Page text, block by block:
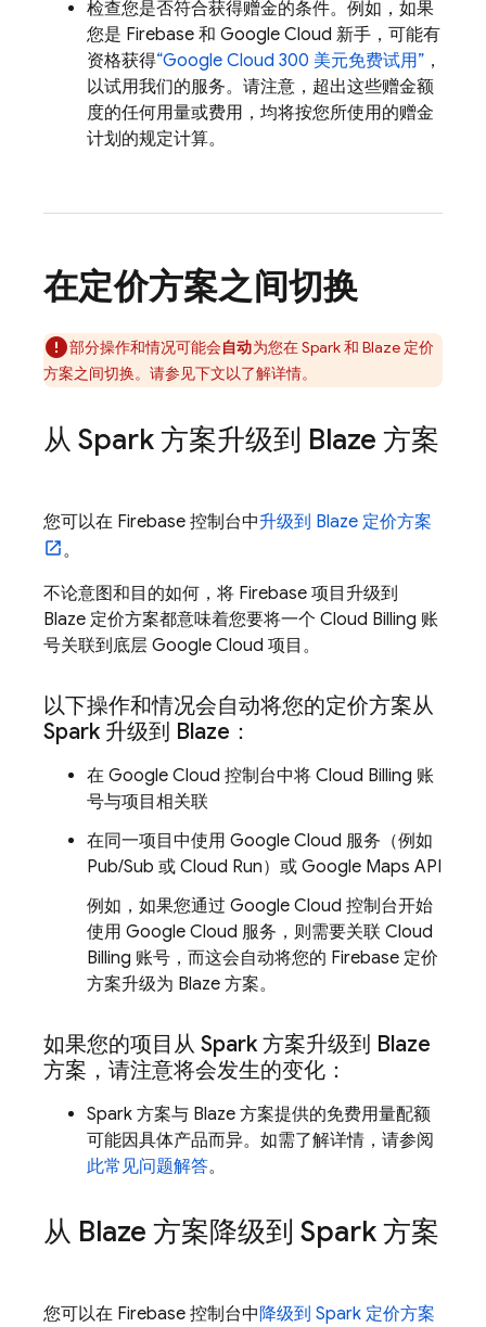
检查您是否符合获得赠金的条件。例如，如果
您是 Firebase 和 Google Cloud 新手，可能有
资格获得“Google Cloud 300 美元免费试用” ，
以试用我们的服务。请注意，超出这些赠金额
度的任何用量或费用，均将按您所使用的赠金
计划的规定计算。
在定价方案之间切换
部分操作和情况可能会自动为您在 Spark 和 Blaze 定价
方案之间切换。请参见下文以了解详情。
从 Spark 方案升级到 Blaze 方案
您可以在 Firebase 控制台中升级到 Blaze 定价方案
。
不论意图和目的如何，将 Firebase 项目升级到
Blaze 定价方案都意味着您要将一个 Cloud Billing 账
号关联到底层 Google Cloud 项目。
以下操作和情况会自动将您的定价方案从
Spark 升级到 Blaze：
在 Google Cloud 控制台中将 Cloud Billing 账
号与项目相关联
在同一项目中使用 Google Cloud 服务（例如
Pub/Sub 或 Cloud Run）或 Google Maps API
例如，如果您通过 Google Cloud 控制台开始
使用 Google Cloud 服务，则需要关联 Cloud
Billing 账号，而这会自动将您的 Firebase 定价
方案升级为 Blaze 方案。
如果您的项目从 Spark 方案升级到 Blaze
方案，请注意将会发生的变化：
Spark 方案与 Blaze 方案提供的免费用量配额
可能因具体产品而异。如需了解详情，请参阅
此常见问题解答。
从 Blaze 方案降级到 Spark 方案
您可以在 Firebase 控制台中 降级到 Spark 定价方案